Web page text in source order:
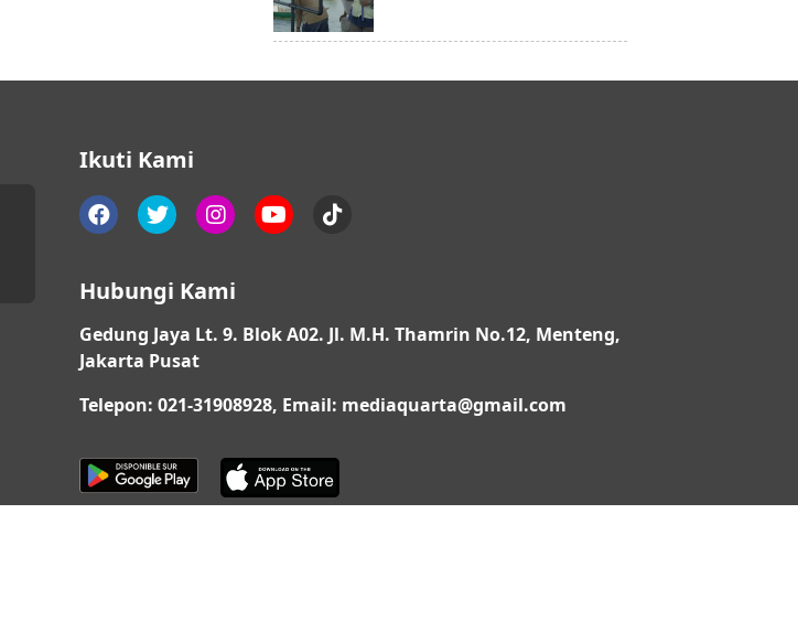
Ikuti Kami
Hubungi Kami
Gedung Jaya Lt. 9. Blok A02. Jl. M.H. Thamrin No.12, Menteng,
Jakarta Pusat
Telepon: 021-31908928, Email: mediaquarta@gmail.com